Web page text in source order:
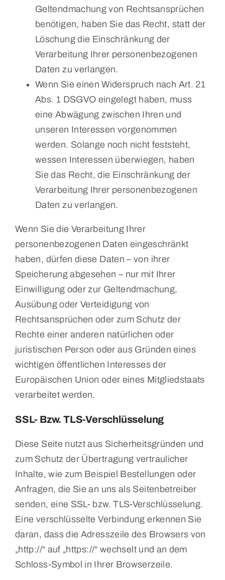
Geltendmachung von Rechtsansprüchen
benötigen, haben Sie das Recht, statt der
Löschung die Einschränkung der
Verarbeitung Ihrer personenbezogenen
Daten zu verlangen.
Wenn Sie einen Widerspruch nach Art. 21
Abs. 1 DSGVO eingelegt haben, muss
eine Abwägung zwischen Ihren und
unseren Interessen vorgenommen
werden. Solange noch nicht feststeht,
wessen Interessen überwiegen, haben
Sie das Recht, die Einschränkung der
Verarbeitung Ihrer personenbezogenen
Daten zu verlangen.
Wenn Sie die Verarbeitung Ihrer
personenbezogenen Daten eingeschränkt
haben, dürfen diese Daten – von ihrer
Speicherung abgesehen – nur mit Ihrer
Einwilligung oder zur Geltendmachung,
Ausübung oder Verteidigung von
Rechtsansprüchen oder zum Schutz der
Rechte einer anderen natürlichen oder
juristischen Person oder aus Gründen eines
wichtigen öffentlichen Interesses der
Europäischen Union oder eines Mitgliedstaats
verarbeitet werden.
SSL- Bzw. TLS-Verschlüsselung
Diese Seite nutzt aus Sicherheitsgründen und
zum Schutz der Übertragung vertraulicher
Inhalte, wie zum Beispiel Bestellungen oder
Anfragen, die Sie an uns als Seitenbetreiber
senden, eine SSL- bzw. TLS-Verschlüsselung.
Eine verschlüsselte Verbindung erkennen Sie
daran, dass die Adresszeile des Browsers von
„http://“ auf „https://“ wechselt und an dem
Schloss-Symbol in Ihrer Browserzeile.